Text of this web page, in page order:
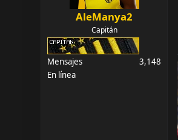
AleManya2
Capitán
Mensajes
3,148
En línea